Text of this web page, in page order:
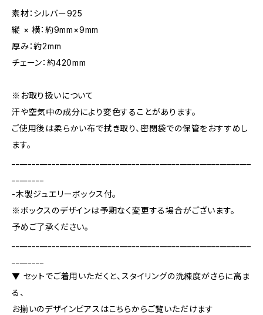
素材：シルバー925
縦 × 横：約9mm×9mm
厚み：約2mm
チェーン：約420mm
※お取り扱いについて
汗や空気中の成分により変色することがあります。
ご使用後は柔らかい布で拭き取り、密閉袋での保管をおすすめし
ます。
-木製ジュエリーボックス付。
※ボックスのデザインは予期なく変更する場合がございます。
予めご了承ください。
▼ セットでご着用いただくと、スタイリングの洗練度がさらに高ま
る、
お揃いのデザインピアスはこちらからご覧いただけます